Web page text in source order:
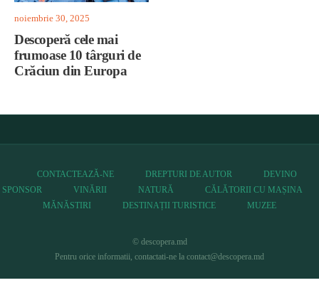
noiembrie 30, 2025
Descoperă cele mai
frumoase 10 târguri de
Crăciun din Europa
CONTACTEAZĂ-NE DREPTURI DE AUTOR
DEVINO
SPONSOR
VINĂRII NATURĂ
CĂLĂTORII CU MAȘINA
MĂNĂSTIRI
DESTINAȚII TURISTICE MUZEE
© descopera.md
Pentru orice informatii, contactati-ne la contact@descopera.md